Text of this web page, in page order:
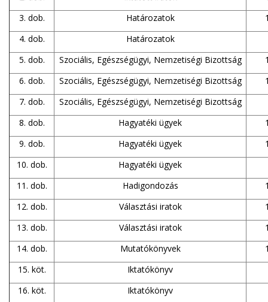
3. dob.
Határozatok
4. dob.
Határozatok
5. dob.
Szociális, Egészségügyi, Nemzetiségi Bizottság
6. dob.
Szociális, Egészségügyi, Nemzetiségi Bizottság
7. dob.
Szociális, Egészségügyi, Nemzetiségi Bizottság
8. dob.
Hagyatéki ügyek
9. dob.
Hagyatéki ügyek
10. dob.
Hagyatéki ügyek
11. dob.
Hadigondozás
12. dob.
Választási iratok
13. dob.
Választási iratok
14. dob.
Mutatókönyvek
15. köt.
Iktatókönyv
16. köt.
Iktatókönyv